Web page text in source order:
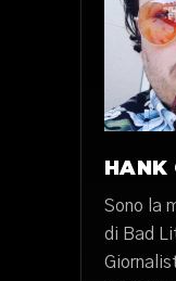
HANK
Sono la
di Bad